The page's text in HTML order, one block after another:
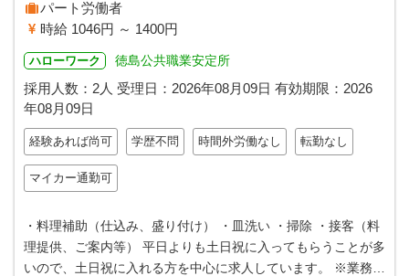
パート労働者
時給 1046円 ～ 1400円
ハローワーク 徳島公共職業安定所
採用人数：2人 受理日： 2026年08月09日 有効期限： 2026
年08月09日
経験あれば尚可 学歴不問 時間外労働なし 転勤なし
マイカー通勤可
・料理補助（仕込み、盛り付け） ・皿洗い ・掃除 ・接客（料
理提供、ご案内等） 平日よりも土日祝に入ってもらうことが多
いので、土日祝に入れる方を中心に求人しています。 ※業務の